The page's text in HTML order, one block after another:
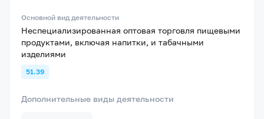
Основной вид деятельности
Неспециализированная оптовая торговля пищевыми
продуктами, включая напитки, и табачными
изделиями
51.39
Дополнительные виды деятельности